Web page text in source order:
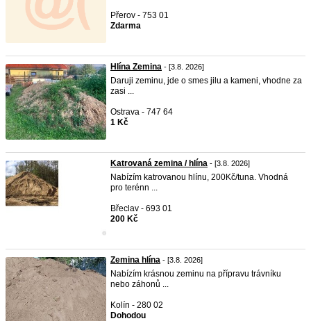
Přerov - 753 01
Zdarma
Hlína Zemina - [3.8. 2026]
Daruji zeminu, jde o smes jilu a kameni, vhodne za
zasi ...
Ostrava - 747 64
1 Kč
Katrovaná zemina / hlína - [3.8. 2026]
Nabízím katrovanou hlínu, 200Kč/tuna. Vhodná
pro terénn ...
Břeclav - 693 01
200 Kč
Zemina hlína - [3.8. 2026]
Nabízím krásnou zeminu na přípravu trávníku
nebo záhonů ...
Kolín - 280 02
Dohodou